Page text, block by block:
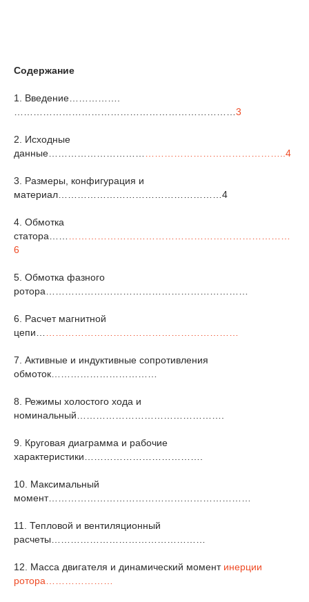
Содержание
1. Введение…………….
3
2. Исходные
данные…………………………
……………………………………..4
3. Размеры, конфигурация и
материал ……………………………………………4
4. Обмотка
статора……
6
5. Обмотка фазного
ротора
6. Расчет магнитной
цепи…
7. Активные и индуктивные сопротивления
обмоток
8. Режимы холостого хода и
номинальный
9. Круговая диаграмма и рабочие
характеристики
10. Максимальный
момент………………………………………………………
11. Тепловой и вентиляционный
расчеты…………………………………………
12. Масса двигателя и динамический моментинерции
ротора…………………